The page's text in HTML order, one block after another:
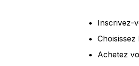
Inscrivez-
Achetez